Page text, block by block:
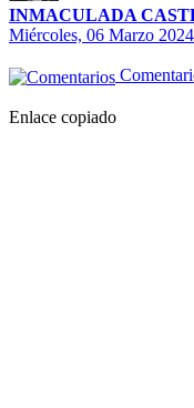
INMACULADA
Miércoles, 06 Marzo
Enlace copiado